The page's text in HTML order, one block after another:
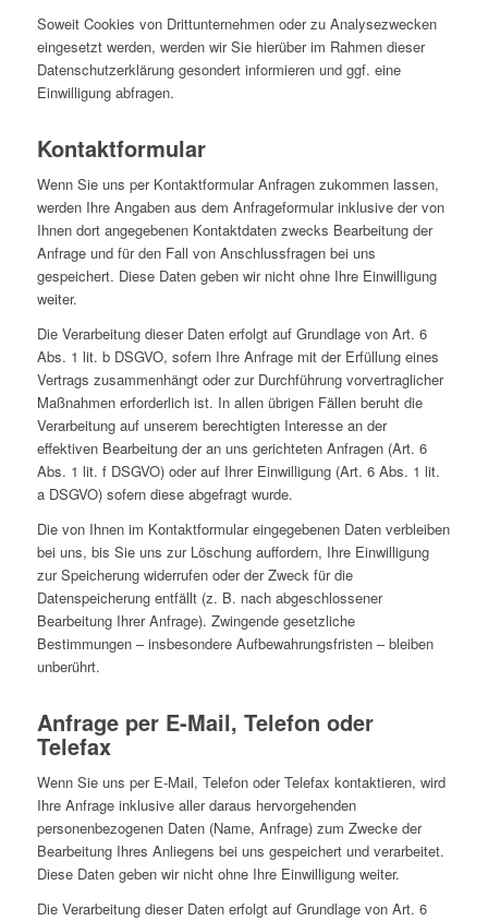
Soweit Cookies von Drittunternehmen oder zu Analysezwecken
eingesetzt werden, werden wir Sie hierüber im Rahmen dieser
Datenschutzerklärung gesondert informieren und ggf. eine
Einwilligung abfragen.
Kontaktformular
Wenn Sie uns per Kontaktformular Anfragen zukommen lassen,
werden Ihre Angaben aus dem Anfrageformular inklusive der von
Ihnen dort angegebenen Kontaktdaten zwecks Bearbeitung der
Anfrage und für den Fall von Anschlussfragen bei uns
gespeichert. Diese Daten geben wir nicht ohne Ihre Einwilligung
weiter.
Die Verarbeitung dieser Daten erfolgt auf Grundlage von Art. 6
Abs. 1 lit. b DSGVO, sofern Ihre Anfrage mit der Erfüllung eines
Vertrags zusammenhängt oder zur Durchführung vorvertraglicher
Maßnahmen erforderlich ist. In allen übrigen Fällen beruht die
Verarbeitung auf unserem berechtigten Interesse an der
effektiven Bearbeitung der an uns gerichteten Anfragen (Art. 6
Abs. 1 lit. f DSGVO) oder auf Ihrer Einwilligung (Art. 6 Abs. 1 lit.
a DSGVO) sofern diese abgefragt wurde.
Die von Ihnen im Kontaktformular eingegebenen Daten verbleiben
bei uns, bis Sie uns zur Löschung auffordern, Ihre Einwilligung
zur Speicherung widerrufen oder der Zweck für die
Datenspeicherung entfällt (z. B. nach abgeschlossener
Bearbeitung Ihrer Anfrage). Zwingende gesetzliche
Bestimmungen – insbesondere Aufbewahrungsfristen – bleiben
unberührt.
Anfrage per E-Mail, Telefon oder
Telefax
Wenn Sie uns per E-Mail, Telefon oder Telefax kontaktieren, wird
Ihre Anfrage inklusive aller daraus hervorgehenden
personenbezogenen Daten (Name, Anfrage) zum Zwecke der
Bearbeitung Ihres Anliegens bei uns gespeichert und verarbeitet.
Diese Daten geben wir nicht ohne Ihre Einwilligung weiter.
Die Verarbeitung dieser Daten erfolgt auf Grundlage von Art. 6